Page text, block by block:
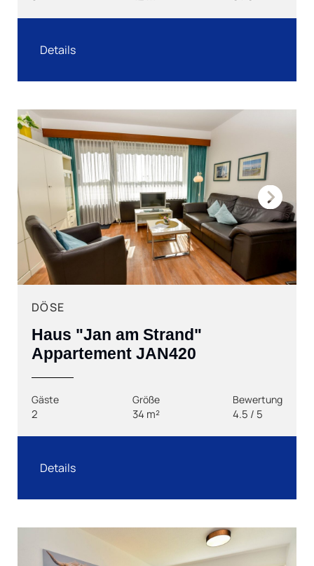
Details
Next
DÖSE
Haus "Jan am Strand"
Appartement JAN420
Gäste
2
Größe
34 m²
Bewertung
4.5 / 5
Details